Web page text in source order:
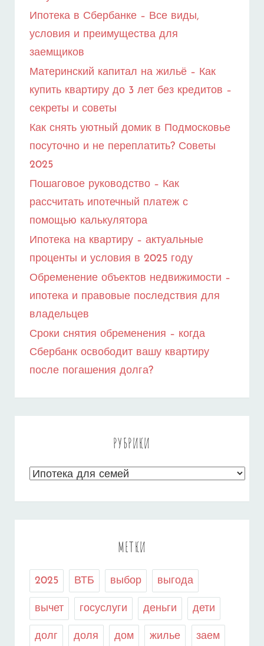
ИПОТЕКЕ?
Ипотека в Сбербанке – Все виды,
условия и преимущества для
заемщиков
Материнский капитал на жильё – Как
купить квартиру до 3 лет без кредитов –
секреты и советы
Как снять уютный домик в Подмосковье
посуточно и не переплатить? Советы
2025
Пошаговое руководство – Как
рассчитать ипотечный платеж с
помощью калькулятора
Ипотека на квартиру – актуальные
проценты и условия в 2025 году
Обременение объектов недвижимости –
ипотека и правовые последствия для
владельцев
Сроки снятия обременения – когда
Сбербанк освободит вашу квартиру
после погашения долга?
РУБРИКИ
Рубрики
МЕТКИ
2025 ВТБ выбор выгода
вычет госуслуги деньги дети
долг доля дом жилье заем